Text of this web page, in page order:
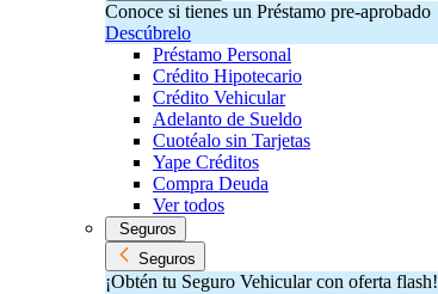
Conoce si tienes un Préstamo pre-aprobado
Descúbrelo
Préstamo Personal
Crédito Hipotecario
Crédito Vehicular
Adelanto de Sueldo
Cuotéalo sin Tarjetas
Yape Créditos
Compra Deuda
Ver todos
Seguros
Seguros
¡Obtén tu Seguro Vehicular con oferta flash!